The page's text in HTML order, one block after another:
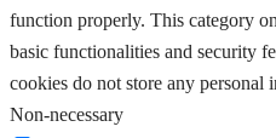
function properly. This category
basic functionalities and security
cookies do not store any personal
Non-necessary